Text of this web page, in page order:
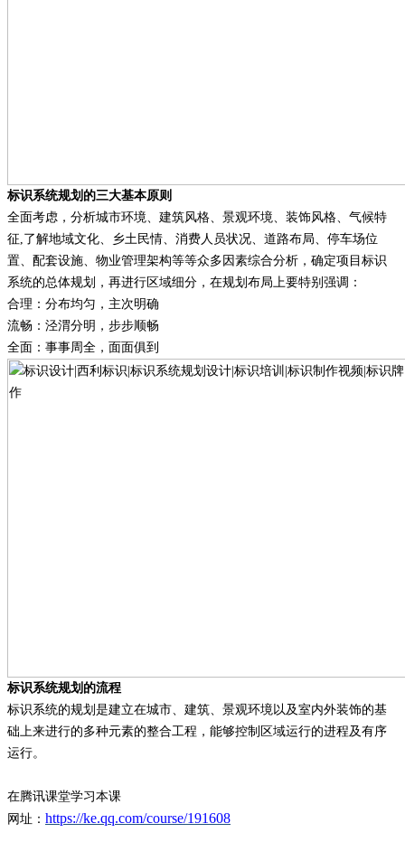
标识系统规划的三大基本原则
全面考虑，分析城市环境、建筑风格、景观环境、装饰风格、气候特
征 ,了解地域文化、乡土民情、消费人员状况、道路布局、停车场位
置、配套设施、物业管理架构等等众多因素综合分析，确定项目标识
系统的总体规划，再进行区域细分，在规划布局上要特别强调：
合理：分布均匀，主次明确
流畅：泾渭分明，步步顺畅
全面：事事周全，面面俱到
标识系统规划的流程
标识系统的规划是建立在城市、建筑、景观环境以及室内外装饰的基
础上来进行的多种元素的整合工程，能够控制区域运行的进程及有序
运行。
在腾讯课堂学习本课
网址： https://ke.qq.com/course/191608